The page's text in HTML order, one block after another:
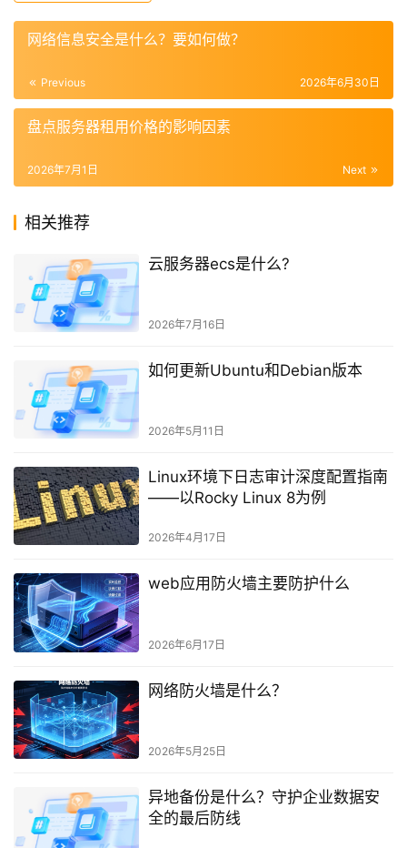
网络信息安全是什么？要如何做？
Previous 2026年6月30日
盘点服务器租用价格的影响因素
Next
2026年7月1日
相关推荐
云服务器ecs是什么?
2026年7月16日
如何更新Ubuntu和Debian版本
2026年5月11日
Linux环境下日志审计深度配置指南
——以Rocky Linux 8为例
2026年4月17日
web应用防火墙主要防护什么
2026年6月17日
网络防火墙是什么？
2026年5月25日
异地备份是什么？守护企业数据安
全的最后防线